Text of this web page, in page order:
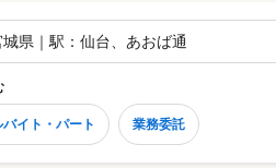
県｜駅：仙台、あおば通
バイト・パート 業務委託